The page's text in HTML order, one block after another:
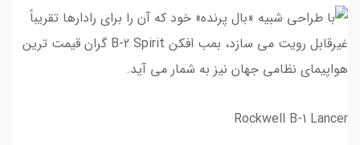
Rockwell B-1 Lancer